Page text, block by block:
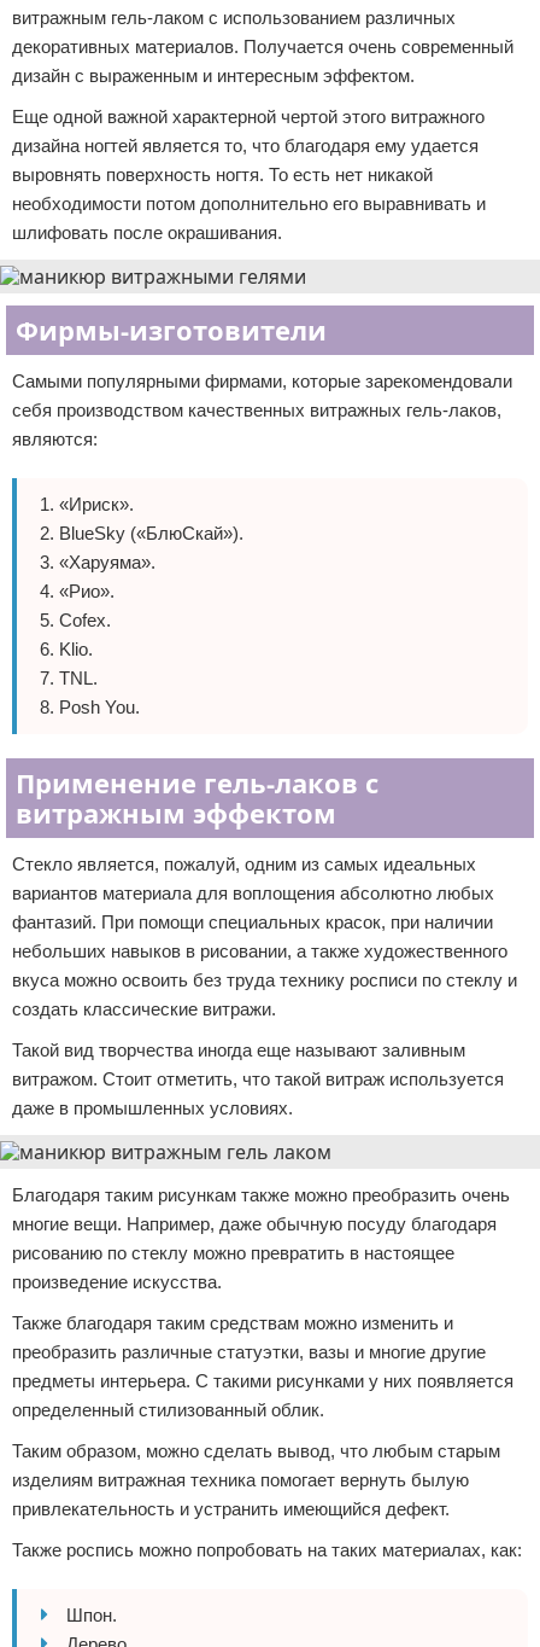
витражным гель-лаком с использованием различных
декоративных материалов. Получается очень современный
дизайн с выраженным и интересным эффектом.
Еще одной важной характерной чертой этого витражного
дизайна ногтей является то, что благодаря ему удается
выровнять поверхность ногтя. То есть нет никакой
необходимости потом дополнительно его выравнивать и
шлифовать после окрашивания.
Фирмы-изготовители
Самыми популярными фирмами, которые зарекомендовали
себя производством качественных витражных гель-лаков,
являются:
«Ириск».
BlueSky («БлюСкай»).
«Харуяма».
«Рио».
Cofex.
Klio.
TNL.
Posh You.
Применение гель-лаков с
витражным эффектом
Стекло является, пожалуй, одним из самых идеальных
вариантов материала для воплощения абсолютно любых
фантазий. При помощи специальных красок, при наличии
небольших навыков в рисовании, а также художественного
вкуса можно освоить без труда технику росписи по стеклу и
создать классические витражи.
Такой вид творчества иногда еще называют заливным
витражом. Стоит отметить, что такой витраж используется
даже в промышленных условиях.
Благодаря таким рисункам также можно преобразить очень
многие вещи. Например, даже обычную посуду благодаря
рисованию по стеклу можно превратить в настоящее
произведение искусства.
Также благодаря таким средствам можно изменить и
преобразить различные статуэтки, вазы и многие другие
предметы интерьера. С такими рисунками у них появляется
определенный стилизованный облик.
Таким образом, можно сделать вывод, что любым старым
изделиям витражная техника помогает вернуть былую
привлекательность и устранить имеющийся дефект.
Также роспись можно попробовать на таких материалах, как:
Шпон.